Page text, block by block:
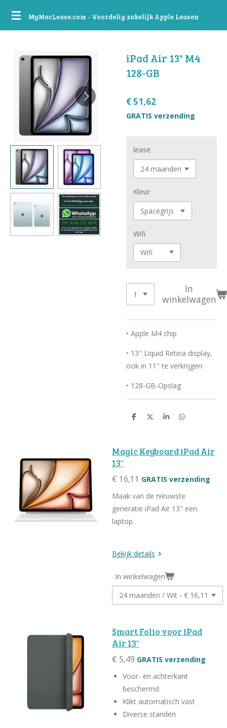
Ga
hoofdinhoud
MyMacLease.com - Voordelig zakelijk Apple Leasen
iPad Air 13" M4
128-GB
€ 51,62
GRATIS verzending
lease
Kleur
Wifi
In
winkelwagen
• Apple M4 chip
• 13" Liquid Retina display,
ook in 11" te verkrijgen
• 128-GB-Opslag
D
D
S
D
n
Magic Keyboard iPad Air
13"
€ 16,11 GRATIS verzending
Maak van de nieuwste
generatie iPad Air 13" een
laptop.
Bekijk details
In winkelwagen
Smart Folio voor iPad
Air 13"
€ 5,49 GRATIS verzending
Voor- en achterkant
beschermd
Klikt automatisch vast
Diverse standen